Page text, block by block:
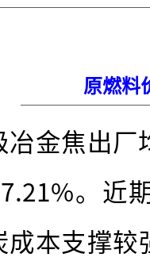
原燃料
冶金焦出
。近
成本支撑